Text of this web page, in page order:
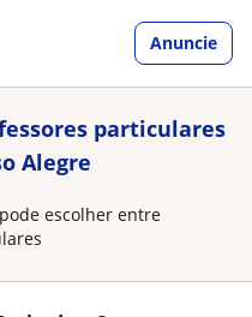
Anuncie
particulares
Alegre
escolher entre